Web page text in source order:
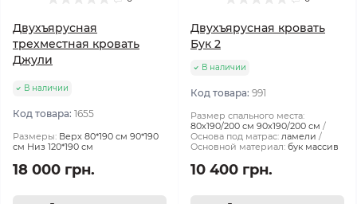
Двухъярусная
трехместная кровать
Джули
В наличии
Код товара: 1655
Размеры: Верх 80*190 см 90*190
см Низ 120*190 см
18 000 грн.
Двухъярусная кровать
Бук 2
В наличии
Код товара: 991
Размер спального места:
80х190/200 см 90х190/200 см
Основа под матрас: ламели
Основной материал: бук массив
10 400 грн.